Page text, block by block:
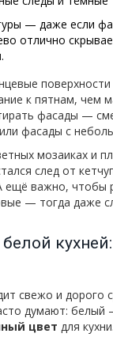
— даже если
отлично
к пятнам, чем
фасады —
фасады с
мозаиках и
след от
ещё важно, чтобы
— тогда даже
свежо и дорого
думают: белый
цвет для